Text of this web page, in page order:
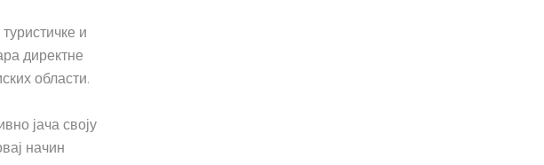
и
директне
области.
јача своју
начин